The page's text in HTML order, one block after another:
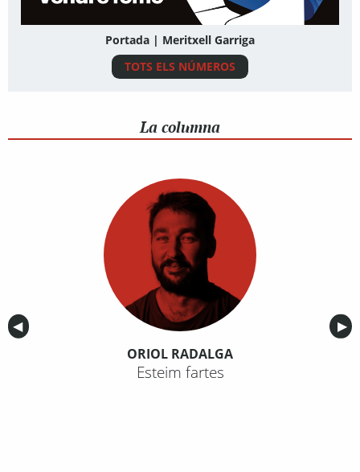
Portada | Meritxell Garriga
TOTS ELS NÚMEROS
La columna
Anterior
◀︎ ▶︎
ORIOL RADALGA
Esteim fartes